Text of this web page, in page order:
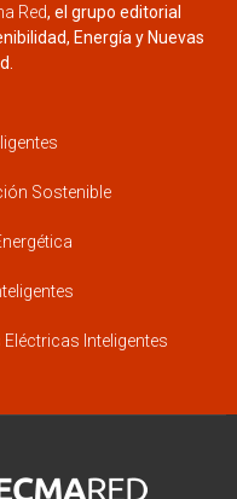
Red, el grupo editorial
Energía y Nuevas
Sostenible
Eléctricas Inteligentes